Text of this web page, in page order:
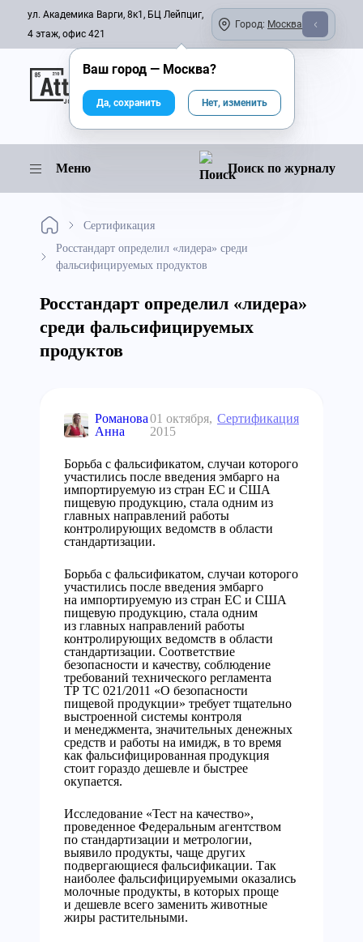
ул. Академика Варги, 8к1, БЦ Лейпциг,
4 этаж, офис 421
Город: Москва
Онлайн-журнал
Меню Поиск по журналу
Сертификация
Росстандарт определил «лидера» среди
фальсифицируемых продуктов
Росстандарт определил «лидера»
среди фальсифицируемых
продуктов
Романова
Анна
01 октября,
2015
Сертификация
Борьба с фальсификатом, случаи которого
участились после введения эмбарго на
импортируемую из стран ЕС и США
пищевую продукцию, стала одним из
главных направлений работы
контролирующих ведомств в области
стандартизации.
Борьба с фальсификатом, случаи которого
участились после введения эмбарго
на импортируемую из стран ЕС и США
пищевую продукцию, стала одним
из главных направлений работы
контролирующих ведомств в области
стандартизации. Соответствие
безопасности и качеству, соблюдение
требований технического регламента
ТР ТС 021/2011 «О безопасности
пищевой продукции» требует тщательно
выстроенной системы контроля
и менеджмента, значительных денежных
средств и работы на имидж, в то время
как фальсифицированная продукция
стоит гораздо дешевле и быстрее
окупается.
Исследование «Тест на качество»,
проведенное Федеральным агентством
по стандартизации и метрологии,
выявило продукты, чаще других
подвергающиеся фальсификации. Так
наиболее фальсифицируемыми оказались
молочные продукты, в которых проще
и дешевле всего заменить животные
жиры растительными.
Ваш город — Москва?
Да, сохранить Нет, изменить